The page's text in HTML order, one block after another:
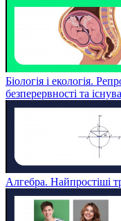
Біологія і екологія.
безперервності та
Алгебра. Найпростіші